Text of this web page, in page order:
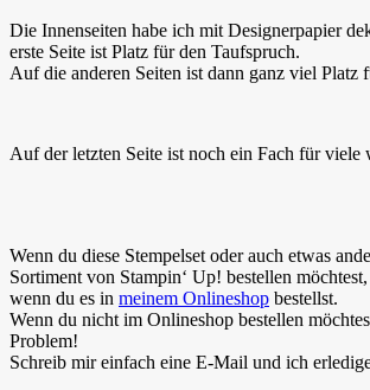
Die Innenseiten habe ich mit Designerpapier
erste Seite ist Platz für den Taufspruch.
Auf die anderen Seiten ist dann ganz viel Platz
Auf der letzten Seite ist noch ein Fach für viele
Wenn du diese Stempelset oder auch etwas
Sortiment von Stampin‘ Up! bestellen
wenn du es in meinem Onlineshop bestellst.
Wenn du nicht im Onlineshop bestellen
Problem!
Schreib mir einfach eine E-Mail und ich